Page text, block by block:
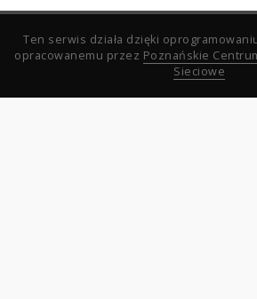
Ten serwis działa dzięki
opracowanemu przez Poznańskie
Sieciowe